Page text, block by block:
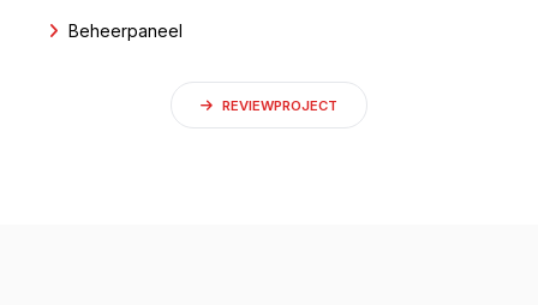
Beheerpaneel
REVIEWPROJECT